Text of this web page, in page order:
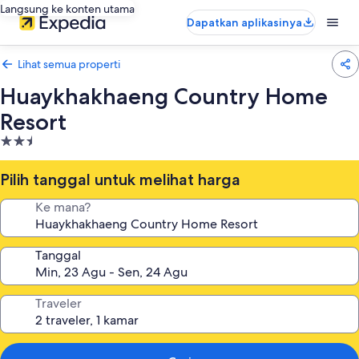
Langsung ke konten utama
Dapatkan aplikasinya
Lihat semua properti
Huaykhakhaeng Country Home
Resort
Properti
bintang
2.5
Pilih tanggal untuk melihat harga
Ke mana?
Tanggal
Traveler